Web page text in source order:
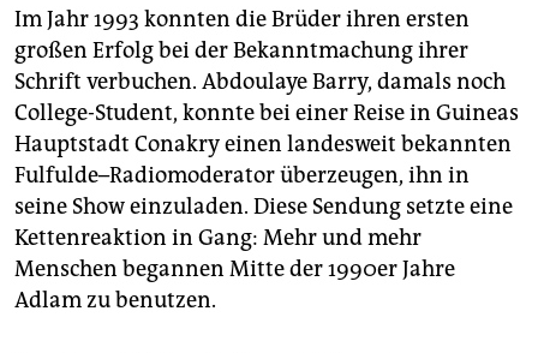
Im Jahr 1993 konnten die Brüder ihren ersten
großen Erfolg bei der Bekanntmachung ihrer
Schrift verbuchen. Abdoulaye Barry, damals noch
College-Student, konnte bei einer Reise in Guineas
Hauptstadt Conakry einen landesweit bekannten
Fulfulde–Radiomoderator überzeugen, ihn in
seine Show einzuladen. Diese Sendung setzte eine
Kettenreaktion in Gang: Mehr und mehr
Menschen begannen Mitte der 1990er Jahre
Adlam zu benutzen.